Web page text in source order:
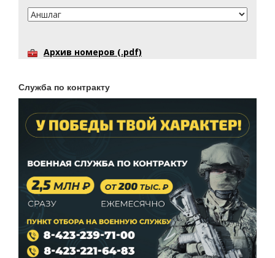
Архив номеров (.pdf)
Служба по контракту